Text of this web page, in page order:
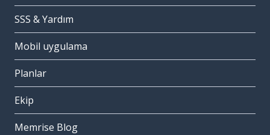
SSS & Yardım
Mobil uygulama
Planlar
Ekip
Memrise Blog